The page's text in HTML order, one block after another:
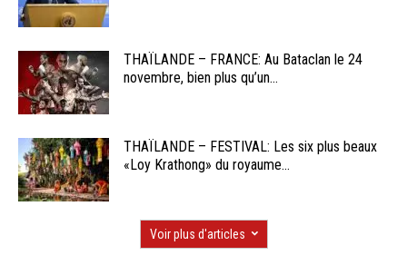
THAÏLANDE – FRANCE: Au Bataclan le 24
novembre, bien plus qu’un...
THAÏLANDE – FESTIVAL: Les six plus beaux
«Loy Krathong» du royaume...
Voir plus d'articles